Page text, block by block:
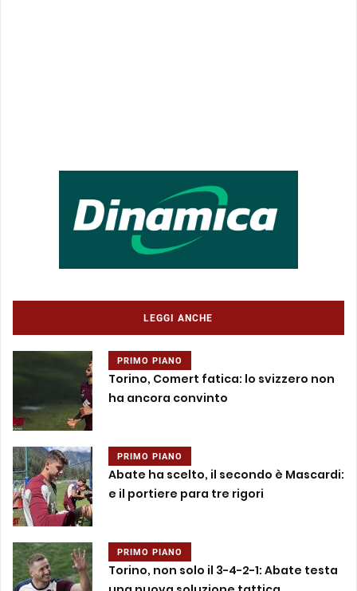
LEGGI ANCHE
PRIMO PIANO
Torino, Comert fatica: lo svizzero non
ha ancora convinto
PRIMO PIANO
Abate ha scelto, il secondo è Mascardi:
e il portiere para tre rigori
PRIMO PIANO
Torino, non solo il 3-4-2-1: Abate testa